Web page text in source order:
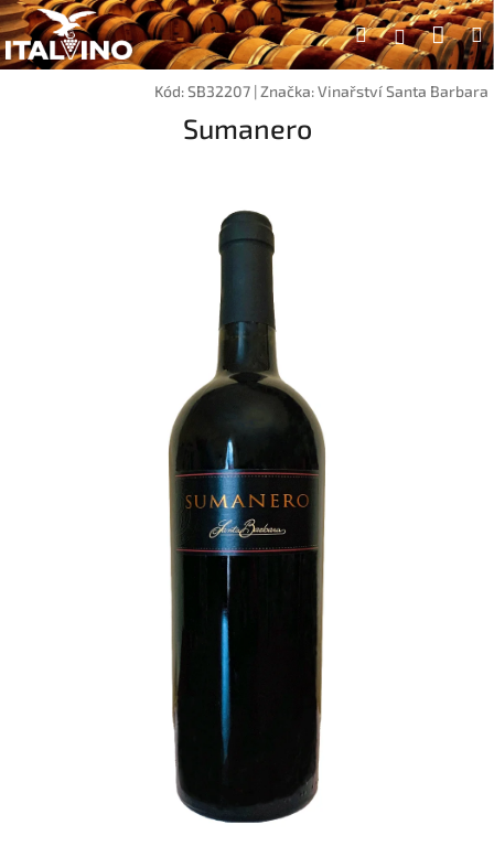
Přejít
na
obsah
Hledat
Kód:SB32207 |Značka:Vinařství Santa Barbara
Sumanero